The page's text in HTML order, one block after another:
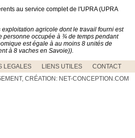
au service complet de l'UPRA (UPRA
agricole dont le travail fourni est
personne occupée à ¾ de temps pendant
est égale à au moins 8 unités de
à 8 vaches en Savoie)).
LEGALES LIENS UTILES
CONTACT
CRÉATION: NET-CONCEPTION.COM